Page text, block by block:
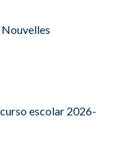
escolar 2026-